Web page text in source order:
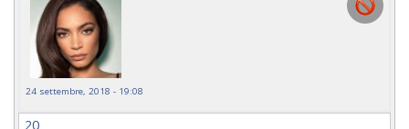
24 settembre, 2018 - 19:08
20